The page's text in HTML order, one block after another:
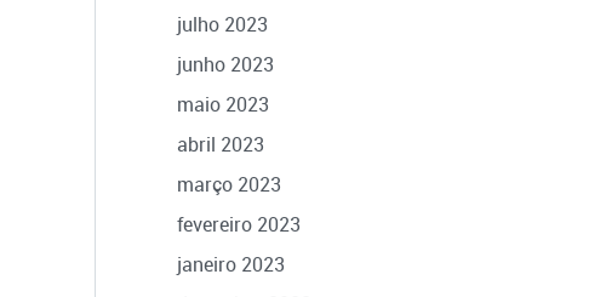
julho 2023
junho 2023
maio 2023
abril 2023
março 2023
fevereiro 2023
janeiro 2023